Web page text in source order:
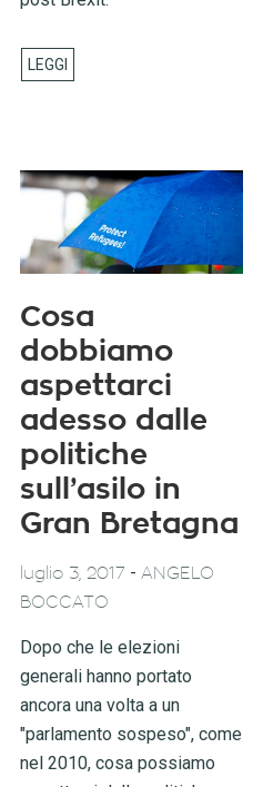
Cosa
dobbiamo
aspettarci
adesso dalle
politiche
sull’asilo in
Gran Bretagna
luglio 3, 2017 - ANGELO
BOCCATO
Dopo che le elezioni
generali hanno portato
ancora una volta a un
"parlamento sospeso", come
nel 2010, cosa possiamo